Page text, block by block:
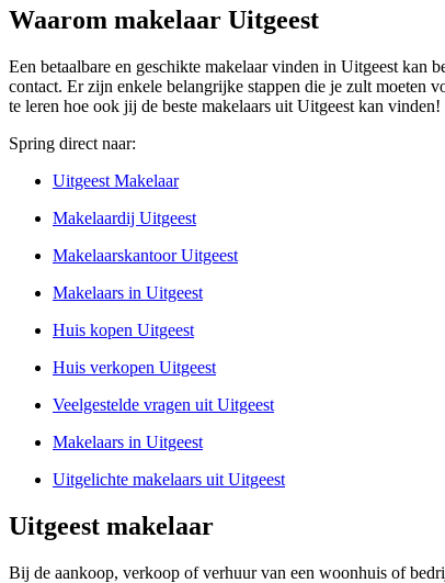
Waarom makelaar Uitgeest
Een betaalbare en geschikte makelaar vinden in Uitgeest kan
contact. Er zijn enkele belangrijke stappen die je zult moeten
te leren hoe ook jij de beste makelaars uit Uitgeest kan vinden!
Spring direct naar:
Uitgeest Makelaar
Makelaardij Uitgeest
Makelaarskantoor Uitgeest
Makelaars in Uitgeest
Huis kopen Uitgeest
Huis verkopen Uitgeest
Veelgestelde vragen uit Uitgeest
Makelaars in Uitgeest
Uitgelichte makelaars uit Uitgeest
Uitgeest makelaar
Bij de aankoop, verkoop of verhuur van een woonhuis of